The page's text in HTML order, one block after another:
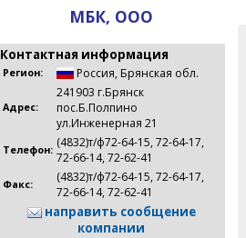
МБК, ООО
Контактная информация
Регион: Россия, Брянская обл.
Адрес:
241903 г.Брянск
пос.Б.Полпино
ул.Инженерная 21
Телефон: (4832)т/ф72-64-15, 72-64-17,
72-66-14, 72-62-41
Факс:
(4832)т/ф72-64-15, 72-64-17,
72-66-14, 72-62-41
направить сообщение
компании